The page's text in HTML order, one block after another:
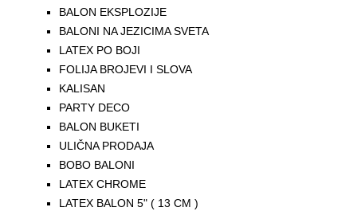
BALON EKSPLOZIJE
BALONI NA JEZICIMA SVETA
LATEX PO BOJI
FOLIJA BROJEVI I SLOVA
KALISAN
PARTY DECO
BALON BUKETI
ULIČNA PRODAJA
BOBO BALONI
LATEX CHROME
LATEX BALON 5" ( 13 CM )